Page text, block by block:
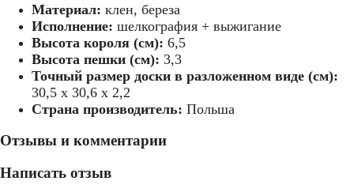
Материал: клен, береза
Исполнение: шелкография + выжигание
Высота короля (см): 6,5
Высота пешки (см): 3,3
Точный размер доски в разложенном виде (см):
30,5 х 30,6 х 2,2
Страна производитель: Польша
Отзывы и комментарии
Написать отзыв